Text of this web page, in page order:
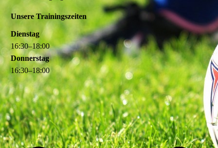
Unsere Trainingszeiten
Dienstag
16:30–18:00
Donnerstag
16:30–18:00